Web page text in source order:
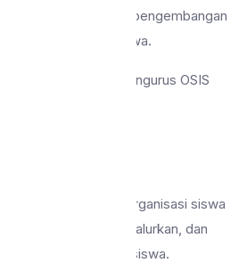
pada pelayanan, pengembangan
karakter seluruh siswa.
adalah Tupoksi Pengurus OSIS
satu-satunya organisasi siswa
menampung, menyalurkan, dan
serta aspirasi siswa.